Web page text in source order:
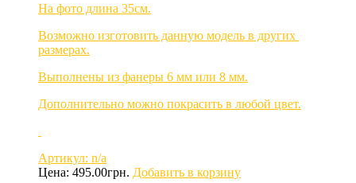
На фото длина 35см.
Возможно изготовить данную модель в других
размерах.
Выполнены из фанеры 6 мм или 8 мм.
Дополнительно можно покрасить в любой цвет.
Артикул: n/a
Цена: 495.00грн. Добавить в корзину